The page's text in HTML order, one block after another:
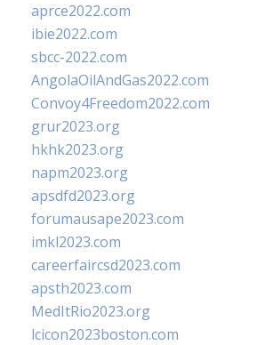
aprce2022.com
ibie2022.com
sbcc-2022.com
AngolaOilAndGas2022.com
Convoy4Freedom2022.com
grur2023.org
hkhk2023.org
napm2023.org
apsdfd2023.org
forumausape2023.com
imkl2023.com
careerfaircsd2023.com
apsth2023.com
MedItRio2023.org
lcicon2023boston.com